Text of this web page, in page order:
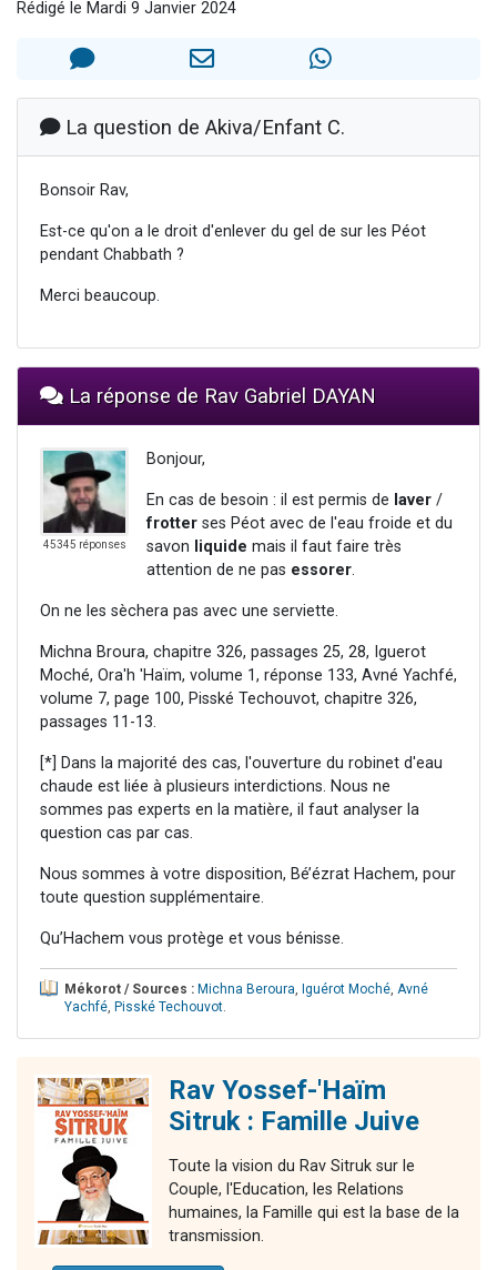
Il reste 49 places pour étudier en groupe sur Zoom
Eva vient de donner son Maasser
Rédigé le Mardi 9 Janvier 2024
La question de Akiva/Enfant C.
Bonsoir Rav,
Est-ce qu'on a le droit d'enlever du gel de sur les Péot
pendant Chabbath ?
Merci beaucoup.
La réponse de Rav Gabriel DAYAN
45345 réponses
Bonjour,
En cas de besoin : il est permis de laver /
frotter ses Péot avec de l'eau froide et du
savon liquide mais il faut faire très
attention de ne pas essorer.
On ne les sèchera pas avec une serviette.
Michna Broura, chapitre 326, passages 25, 28, Iguerot
Moché, Ora'h 'Haïm, volume 1, réponse 133, Avné Yachfé,
volume 7, page 100, Pisské Techouvot, chapitre 326,
passages 11-13.
[*] Dans la majorité des cas, l'ouverture du robinet d'eau
chaude est liée à plusieurs interdictions. Nous ne
sommes pas experts en la matière, il faut analyser la
question cas par cas.
Nous sommes à votre disposition, Bé’ézrat Hachem, pour
toute question supplémentaire.
Qu’Hachem vous protège et vous bénisse.
Mékorot / Sources : Michna Beroura, Iguérot Moché, Avné
Yachfé, Pisské Techouvot.
Rav Yossef-'Haïm
Sitruk : Famille Juive
Toute la vision du Rav Sitruk sur le
Couple, l'Education, les Relations
humaines, la Famille qui est la base de la
transmission.